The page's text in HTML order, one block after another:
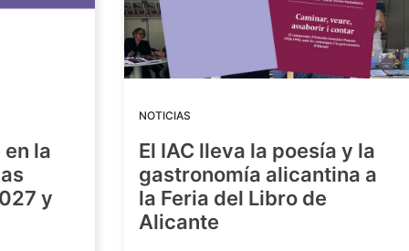
la
y
NOTICIAS
El IAC lleva la poesía y la
gastronomía alicantina a
la Feria del Libro de
Alicante